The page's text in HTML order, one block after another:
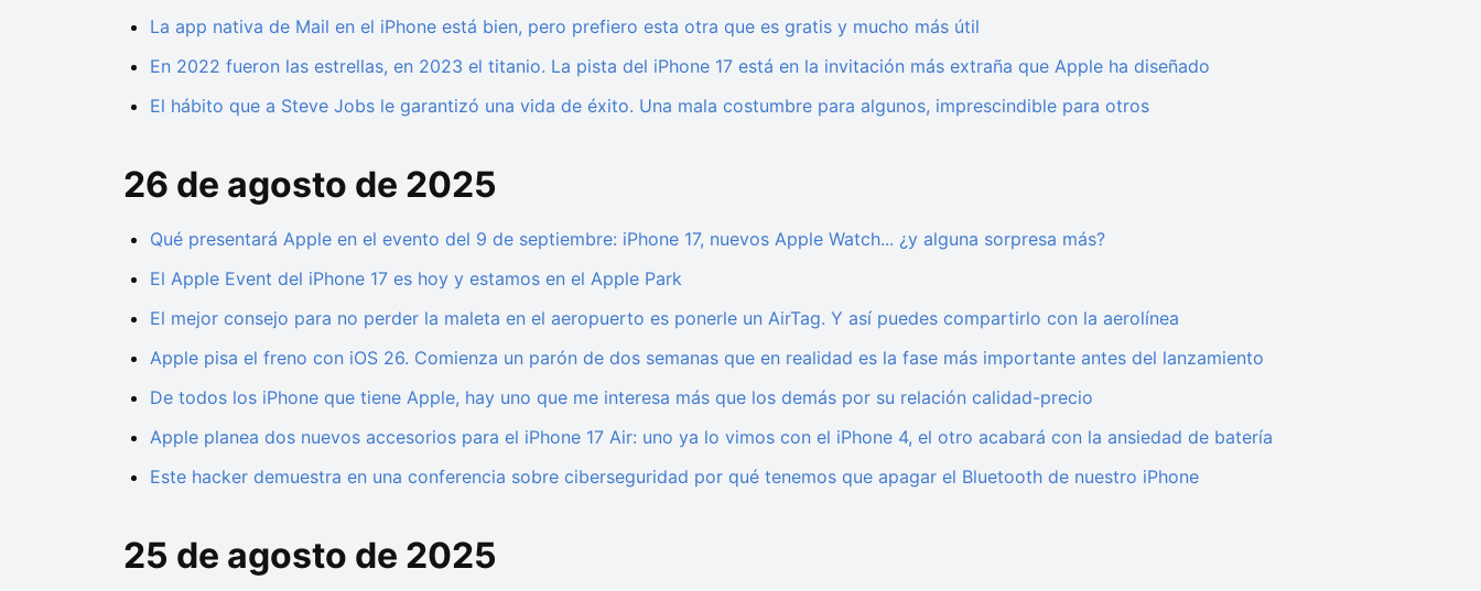
La app nativa de Mail en el iPhone está bien, pero prefiero esta otra que es gratis y mucho más útil
En 2022 fueron las estrellas, en 2023 el titanio. La pista del iPhone 17 está en la invitación más extraña que Apple ha diseñado
El hábito que a Steve Jobs le garantizó una vida de éxito. Una mala costumbre para algunos, imprescindible para otros
26 de agosto de 2025
Qué presentará Apple en el evento del 9 de septiembre: iPhone 17, nuevos Apple Watch... ¿y alguna sorpresa más?
El Apple Event del iPhone 17 es hoy y estamos en el Apple Park
El mejor consejo para no perder la maleta en el aeropuerto es ponerle un AirTag. Y así puedes compartirlo con la aerolínea
Apple pisa el freno con iOS 26. Comienza un parón de dos semanas que en realidad es la fase más importante antes del lanzamiento
De todos los iPhone que tiene Apple, hay uno que me interesa más que los demás por su relación calidad-precio
Apple planea dos nuevos accesorios para el iPhone 17 Air: uno ya lo vimos con el iPhone 4, el otro acabará con la ansiedad de batería
Este hacker demuestra en una conferencia sobre ciberseguridad por qué tenemos que apagar el Bluetooth de nuestro iPhone
25 de agosto de 2025